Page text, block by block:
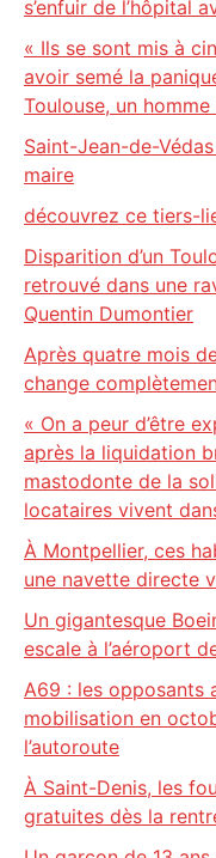
s’enfuir de l’hôpital
« Ils se sont mis à
avoir semé la
Toulouse, un
Saint-Jean-de-
maire
découvrez ce tiers-
Disparition d’un
retrouvé dans une
Quentin Dumontier
Après quatre mois
change
« On a peur d’être
après la liquidation
mastodonte de la
locataires vivent
À Montpellier, ces
une navette directe
Un gigantesque
escale à l’aéroport
A69 : les opposants
mobilisation en
l’autoroute
À Saint-Denis, les
gratuites dès la